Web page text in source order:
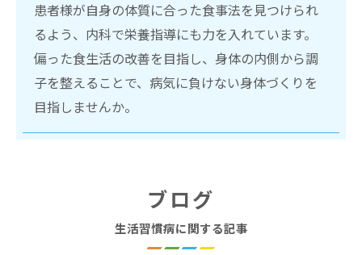
患者様が自身の体質に合った食事法を見つけられ
るよう、内科で栄養指導にも力を入れています。
偏った食生活の改善を目指し、身体の内側から調
子を整えることで、病気に負けない身体づくりを
目指しませんか。
ブログ
生活習慣病に関する記事